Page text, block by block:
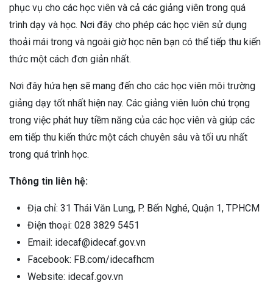
phục vụ cho các học viên và cả các giảng viên trong quá
trình dạy và học. Nơi đây cho phép các học viên sử dụng
thoải mái trong và ngoài giờ học nên bạn có thể tiếp thu kiến
thức một cách đơn giản nhất.
Nơi đây hứa hẹn sẽ mang đến cho các học viên môi trường
giảng dạy tốt nhất hiện nay. Các giảng viên luôn chú trọng
trong việc phát huy tiềm năng của các học viên và giúp các
em tiếp thu kiến thức một cách chuyên sâu và tối ưu nhất
trong quá trình học.
Thông tin liên hệ:
Địa chỉ: 31 Thái Văn Lung, P. Bến Nghé, Quận 1, TPHCM
Điện thoại: 028 3829 5451
Email: idecaf@idecaf.gov.vn
Facebook: FB.com/idecafhcm
Website: idecaf.gov.vn